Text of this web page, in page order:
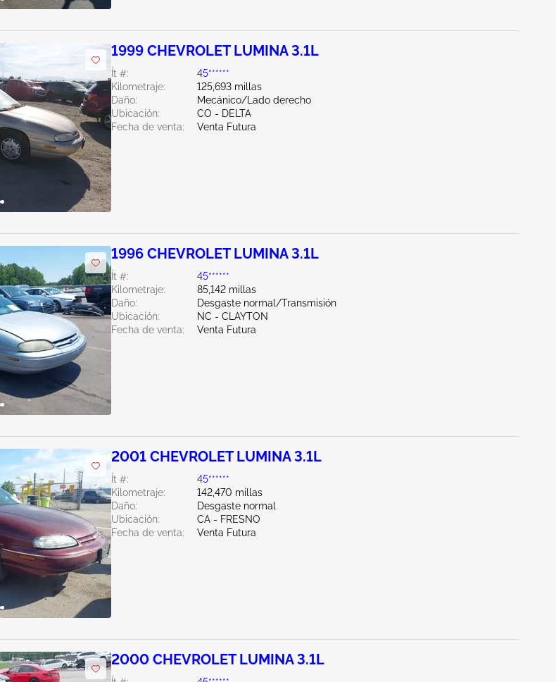
1999 CHEVROLET LUMINA 3.1L
Ít #:
45******
Kilometraje:
125,693 millas
Daño:
Mecánico/Lado derecho
Ubicación:
CO - DELTA
Fecha de venta:
Venta Futura
1996 CHEVROLET LUMINA 3.1L
Ít #:
45******
Kilometraje:
85,142 millas
Daño:
Desgaste normal/Transmisión
Ubicación:
NC - CLAYTON
Fecha de venta:
Venta Futura
2001 CHEVROLET LUMINA 3.1L
Ít #:
45******
Kilometraje:
142,470 millas
Daño:
Desgaste normal
Ubicación:
CA - FRESNO
Fecha de venta:
Venta Futura
2000 CHEVROLET LUMINA 3.1L